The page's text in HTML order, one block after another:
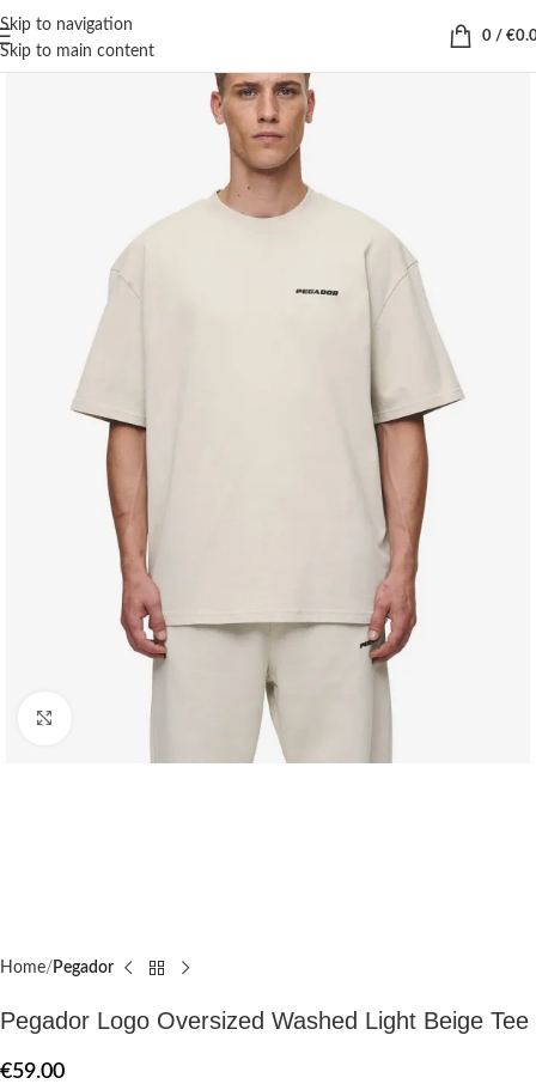
Skip to navigation
Skip to main content
0 / €
Home Pegador​
Pegador Logo Oversized Washed Light Beige Tee
€59.00